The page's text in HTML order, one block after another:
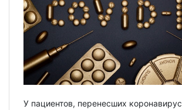
У пациентов, перенесших